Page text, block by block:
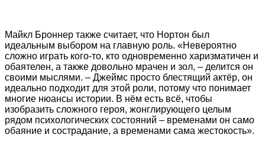
Майкл Броннер также считает, что Нортон был
идеальным выбором на главную роль. «Невероятно
сложно играть кого-то, кто одновременно харизматичен и
обаятелен, а также довольно мрачен и зол, – делится он
своими мыслями. – Джеймс просто блестящий актёр, он
идеально подходит для этой роли, потому что понимает
многие нюансы истории. В нём есть всё, чтобы
изобразить сложного героя, жонглирующего целым
рядом психологических состояний – временами он само
обаяние и сострадание, а временами сама жестокость».